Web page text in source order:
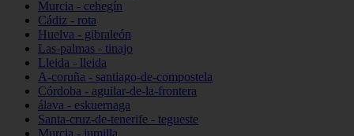
Murcia - cehegín
Cádiz - rota
Huelva - gibraleón
Las-palmas - tinajo
Lleida - lleida
A-coruña - santiago-de-compostela
Córdoba - aguilar-de-la-frontera
álava - eskuernaga
Santa-cruz-de-tenerife - tegueste
Murcia - jumilla